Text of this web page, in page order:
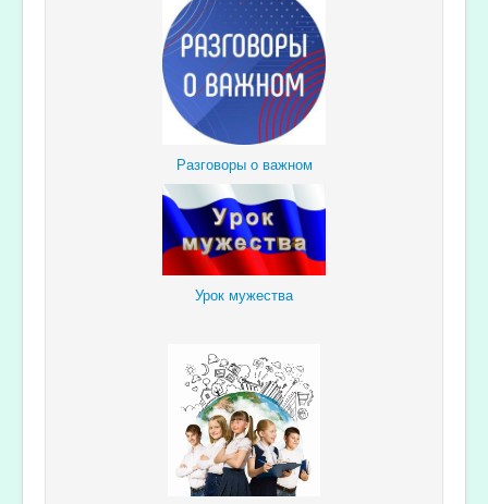
Разговоры о важном
Урок мужества